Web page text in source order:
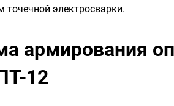
точечной электросварки.
армирования
12